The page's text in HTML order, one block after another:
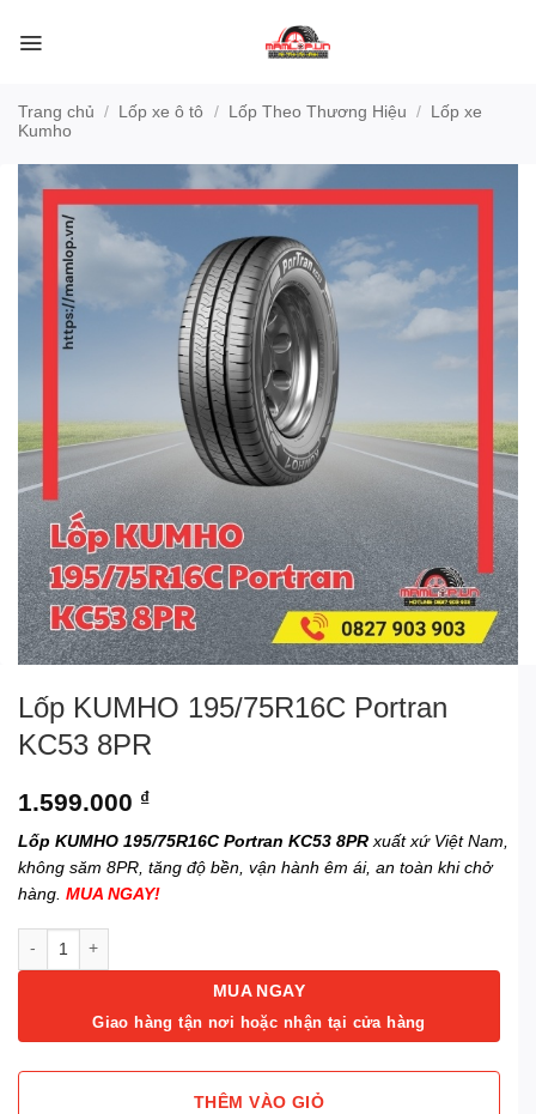
qua
Trang chủ / Lốp xe ô tô / Lốp Theo Thương Hiệu / Lốp xe
Kumho
Lốp KUMHO 195/75R16C Portran
KC53 8PR
1.599.000 ₫
Lốp KUMHO 195/75R16C Portran KC53 8PR xuất xứ Việt Nam,
không săm 8PR, tăng độ bền, vận hành êm ái, an toàn khi chở
hàng. MUA NGAY!
MUA NGAY
Giao hàng tận nơi hoặc nhận tại cửa hàng
THÊM VÀO GIỎ